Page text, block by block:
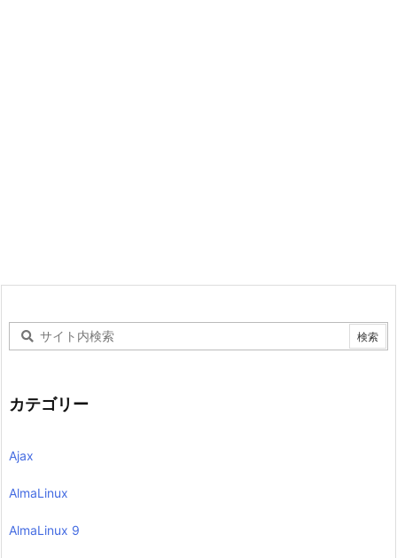
カテゴリー
Ajax
AlmaLinux
AlmaLinux 9